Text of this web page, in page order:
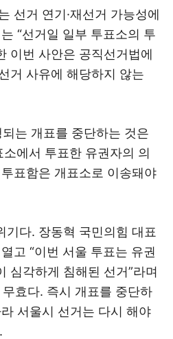
선거 연기·재선거 가능성에
“선거일 일부 투표소의 투
이번 사안은 공직선거법에
거 사유에 해당하지 않는
는 개표를 중단하는 것은
소에서 투표한 유권자의 의
표함은 개표소로 이송돼야
기다. 장동혁 국민의힘 대표
고 “이번 서울 투표는 유권
심각하게 침해된 선거”라며
효다. 즉시 개표를 중단하
서울시 선거는 다시 해야